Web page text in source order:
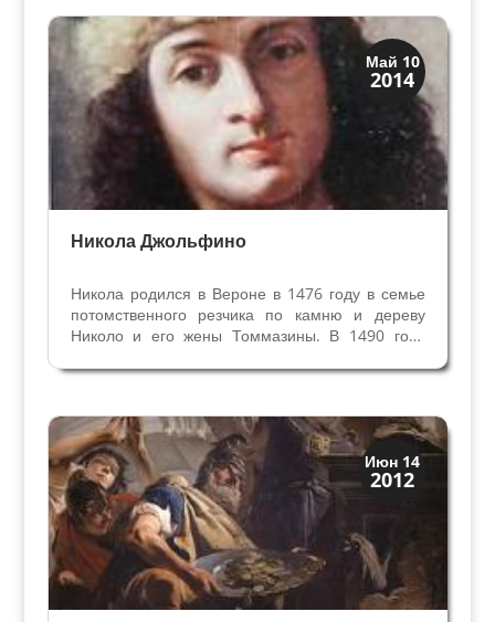
Свадьба в Каннах, ужин в...
Май 10
2014
Искусство
Художники
Никола Джольфино
Никола родился в Вероне в 1476 году в семье
потомственного резчика по камню и дереву
Николо и его жены Томмазины. В 1490 году
Фальсорго под именем Никола, а не Николо,
дядей Джироламо. Он рос...
Июн 14
2012
Венецианская
Верона